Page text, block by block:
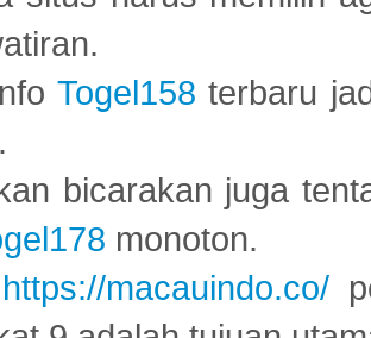
Togel158 terbaru
bicarakan juga
monoton.
https://macauindo.co/